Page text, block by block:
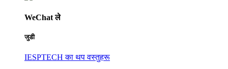
WeChat ले
जुडी
IESPTECH का थप वस्तुहरू